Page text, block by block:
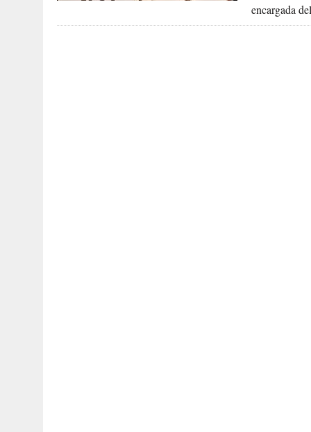
encargada